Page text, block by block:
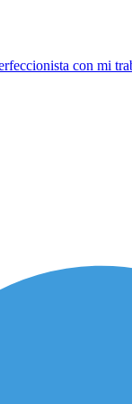
con mi